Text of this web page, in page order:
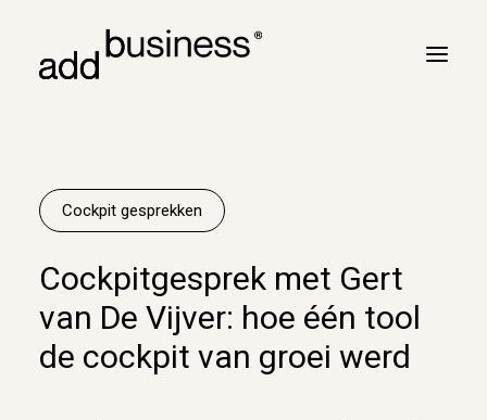
Turbulentie
Vluchtbriefing
Cross border
Klanten
Cockpit gesprekken
Cockpitgesprek met Gert
van De Vijver: hoe één tool
de cockpit van groei werd